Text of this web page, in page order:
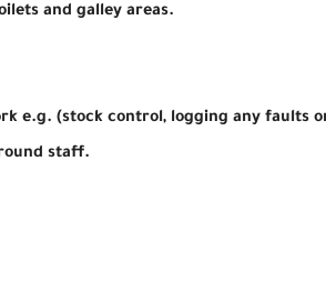
and galley areas.
e.g. (stock control, logging any faults
staff.